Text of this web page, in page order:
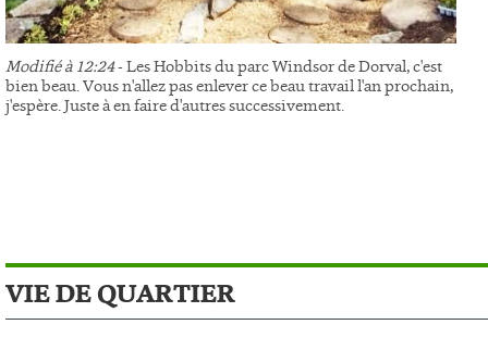
Modifié à 12:24- Les Hobbits du parc Windsor de Dorval, c'est
bien beau. Vous n'allez pas enlever ce beau travail l'an prochain,
j'espère. Juste à en faire d'autres successivement.
VIE DE QUARTIER